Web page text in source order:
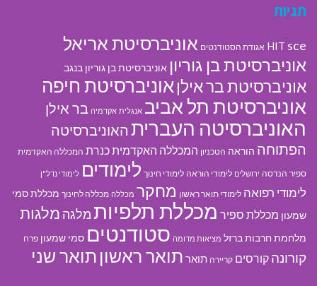
תגיות
HIT sce אגודת הסטודנטים אוניברסיטת אריאל
אוניברסיטת בן גוריון אוניברסיטת בן גוריון בנגב
אוניברסיטת בר אילן אוניברסיטת חיפה
אוניברסיטת תל אביב אנגלית אקדמיה בר אילן
האוניברסיטה העברית האוניברסיטה
הפתוחה הוראה הטכניון המכללה האקדמית כנרת המכללה האקדמית
ספיר הנדסה ירושלים לימודי הוראה לימודי חינוך לימודים לימודי נדל"ן
לימודי רפואה לימודי תואר ראשון מחקר מכללה מכללה לחינוך מכללת סמי
שמעון מכללת ספיר מכללת תלפיותמלגה מלגות
מלחמת חרבות ברזל מציאות מדומה סטודנטים סמי שמעון פרח
קורונה קורסים קריירה תואר תואר ראשון תואר שני